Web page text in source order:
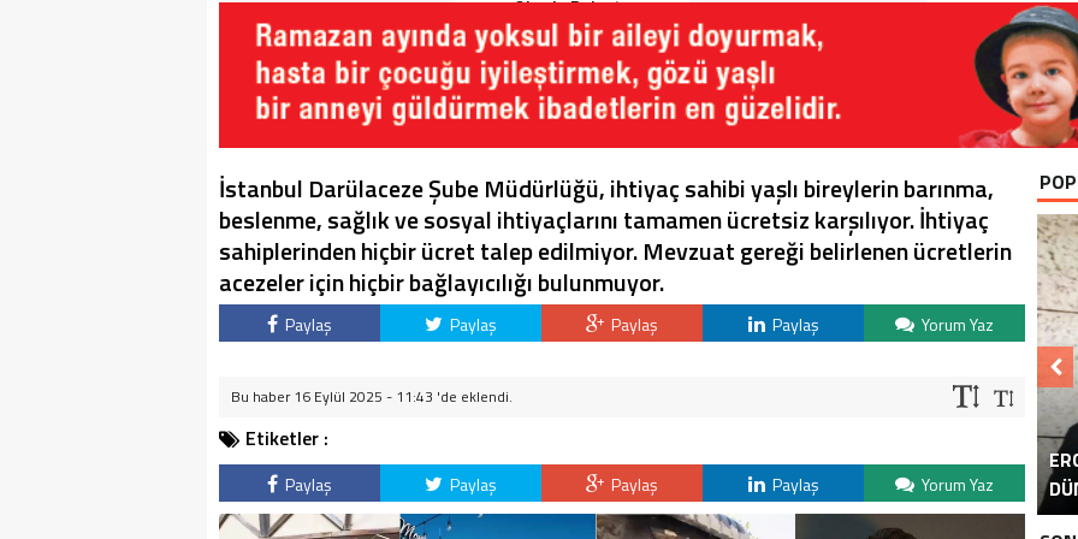
Okurla Buluştu
İstanbul Darülaceze Şube Müdürlüğü, ihtiyaç sahibi yaşlı bireylerin barınma,
beslenme, sağlık ve sosyal ihtiyaçlarını tamamen ücretsiz karşılıyor. İhtiyaç
sahiplerinden hiçbir ücret talep edilmiyor. Mevzuat gereği belirlenen ücretlerin
acezeler için hiçbir bağlayıcılığı bulunmuyor.
Paylaş Paylaş Paylaş Paylaş Yorum Yaz
Bu haber 16 Eylül 2025 - 11:43 'de eklendi.
Etiketler :
Paylaş Paylaş Paylaş Paylaş Yorum Yaz